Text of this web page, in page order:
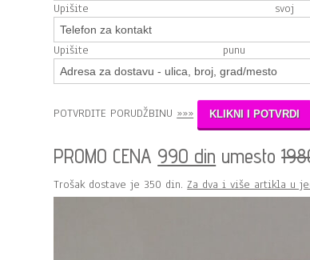
Upišite
Upišite
POTVRDITE PORUDŽBINU »»»
PROMO CENA 990 din umesto
Trošak dostave je 350 din.Za dva i više artikla u